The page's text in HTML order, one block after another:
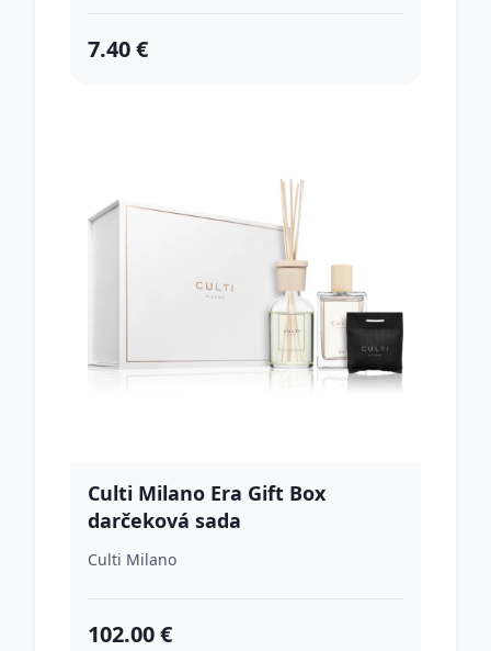
7.40 €
Culti Milano Era Gift Box
darčeková sada
Culti Milano
102.00 €